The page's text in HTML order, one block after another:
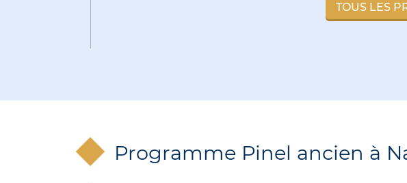
TOUS LES
Programme Pinel ancien à